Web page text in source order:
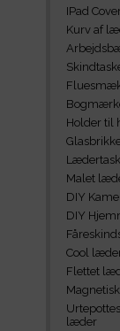
IPad
Kurv af
Holder til
Malet
DIY
DIY
Cool
Flettet
læder